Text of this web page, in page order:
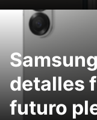
detalles
futuro